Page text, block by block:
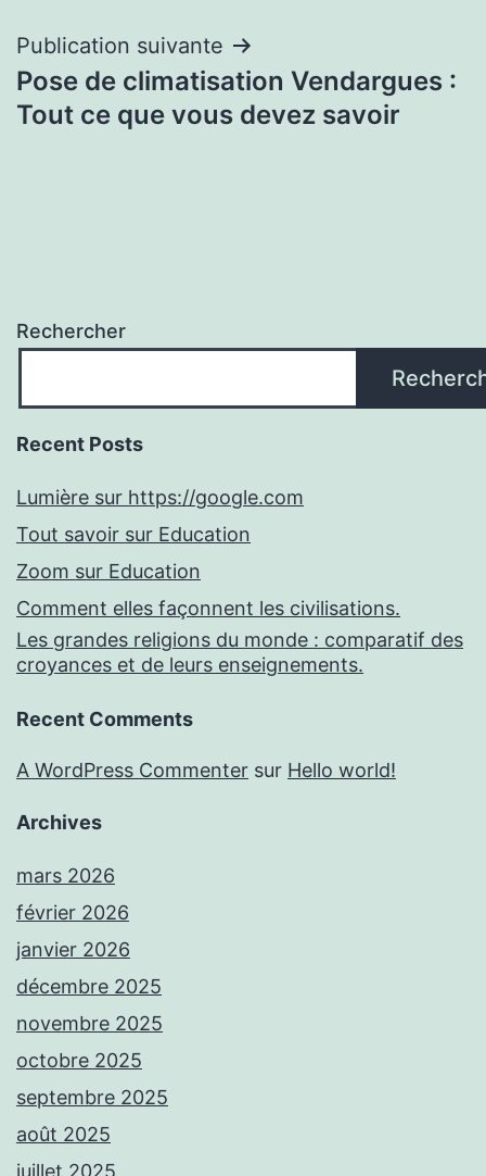
Publication suivante
Pose de climatisation Vendargues :
Tout ce que vous devez savoir
Rechercher
Recent Posts
Lumière sur https://google.com
Tout savoir sur Education
Zoom sur Education
Comment elles façonnent les civilisations.
Les grandes religions du monde : comparatif des
croyances et de leurs enseignements.
Recent Comments
A WordPress Commenter sur Hello world!
Archives
mars 2026
février 2026
janvier 2026
décembre 2025
novembre 2025
octobre 2025
septembre 2025
août 2025
juillet 2025